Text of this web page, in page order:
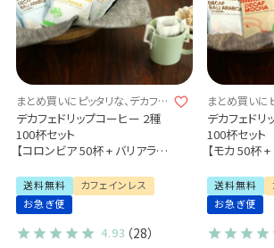
まとめ買いにピッタリな、デカフェ
飲み比べセット♪
デカフェドリップコーヒー 2種
100杯セット
【コロンビア 50杯 + バリアラビ
カフェインレス コーヒー
大容量パック まとめ買いにお
すすめ
送料無料
カフェインレス
お急ぎ便
4.93 （28）
まとめ買いに
飲み比べセッ
デカフェド
100杯セット
【モカ 50杯
カフェイン
大容量パック
すすめ
送料無料
お急ぎ便